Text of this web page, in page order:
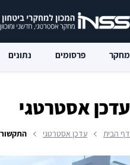
מחקר פרסומים נתונים
עדכן אסטרטגי
דף הבית עדכן אסטרטגי התקשורת